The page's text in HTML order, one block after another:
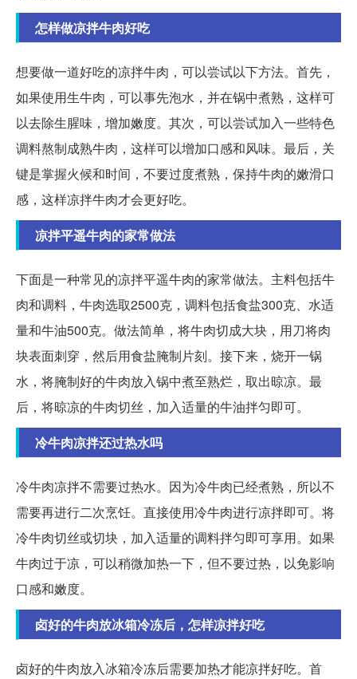
怎样做凉拌牛肉好吃
想要做一道好吃的凉拌牛肉，可以尝试以下方法。首先，
如果使用生牛肉，可以事先泡水，并在锅中煮熟，这样可
以去除生腥味，增加嫩度。其次，可以尝试加入一些特色
调料熬制成熟牛肉，这样可以增加口感和风味。最后，关
键是掌握火候和时间，不要过度煮熟，保持牛肉的嫩滑口
感，这样凉拌牛肉才会更好吃。
凉拌平遥牛肉的家常做法
下面是一种常见的凉拌平遥牛肉的家常做法。主料包括牛
肉和调料，牛肉选取2500克，调料包括食盐300克、水适
量和牛油500克。做法简单，将牛肉切成大块，用刀将肉
块表面刺穿，然后用食盐腌制片刻。接下来，烧开一锅
水，将腌制好的牛肉放入锅中煮至熟烂，取出晾凉。最
后，将晾凉的牛肉切丝，加入适量的牛油拌匀即可。
冷牛肉凉拌还过热水吗
冷牛肉凉拌不需要过热水。因为冷牛肉已经煮熟，所以不
需要再进行二次烹饪。直接使用冷牛肉进行凉拌即可。将
冷牛肉切丝或切块，加入适量的调料拌匀即可享用。如果
牛肉过于凉，可以稍微加热一下，但不要过热，以免影响
口感和嫩度。
卤好的牛肉放冰箱冷冻后，怎样凉拌好吃
卤好的牛肉放入冰箱冷冻后需要加热才能凉拌好吃。首